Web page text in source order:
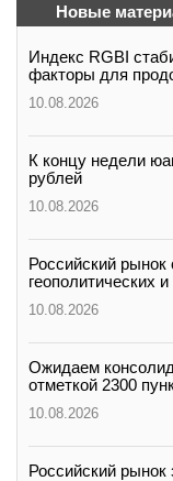
Новые
Индекс RGBI
факторы для
10.08.2026
К концу недели
рублей
10.08.2026
Российский рынок
геополитических
10.08.2026
Ожидаем
отметкой 2300
10.08.2026
Российский рынок